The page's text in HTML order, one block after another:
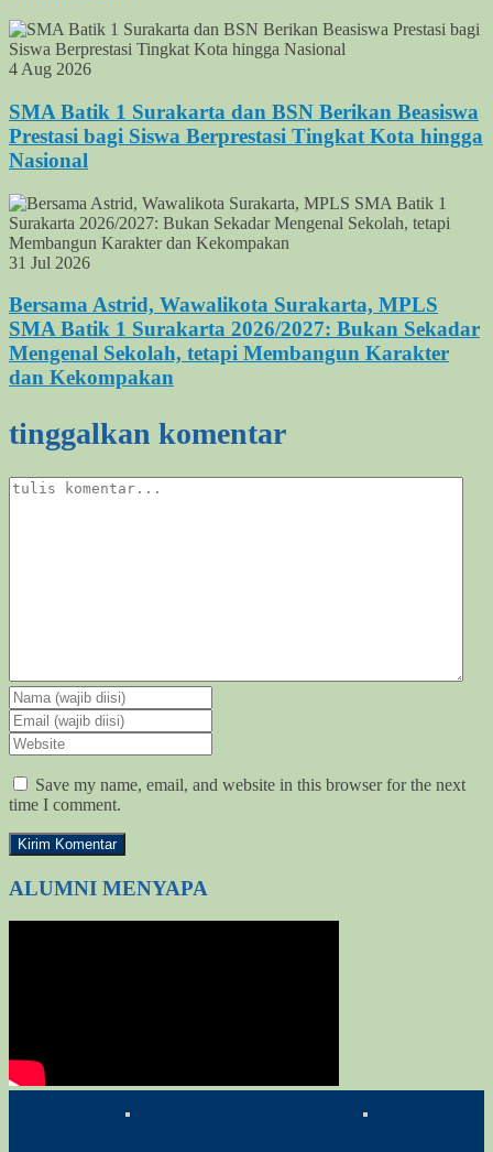
4 Aug 2026
SMA Batik 1 Surakarta dan BSN Berikan Beasiswa
Prestasi bagi Siswa Berprestasi Tingkat Kota hingga
Nasional
31 Jul 2026
Bersama Astrid, Wawalikota Surakarta, MPLS
SMA Batik 1 Surakarta 2026/2027: Bukan Sekadar
Mengenal Sekolah, tetapi Membangun Karakter
dan Kekompakan
tinggalkan komentar
Save my name, email, and website in this browser for the next
time I comment.
ALUMNI MENYAPA